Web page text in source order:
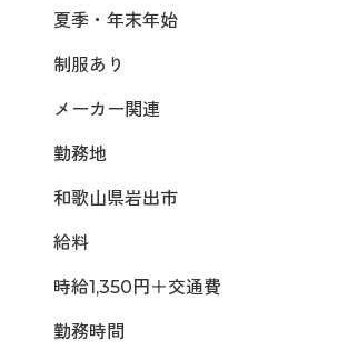
夏季・年末年始
制服あり
メーカー関連
勤務地
和歌山県岩出市
給料
時給1,350円＋交通費
勤務時間